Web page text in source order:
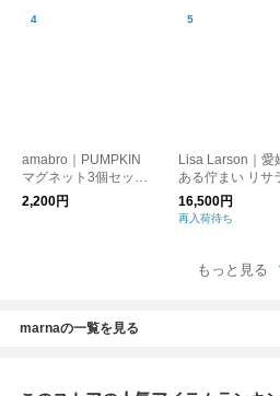
amabro｜PUMPKIN
マグネット3個セット
【インテリア小物】
2,200円
Lisa Larson｜愛
ある佇まい リサ
ソン ディエチキ
ト
16,500円
再入荷待ち
もっと見る
marnaの一覧を見る